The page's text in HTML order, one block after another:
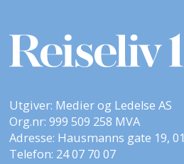
Utgiver: Medier og Ledelse AS
Org.nr: 999 509 258 MVA
Adresse: Hausmanns gate 19,
Telefon: 24 07 70 07